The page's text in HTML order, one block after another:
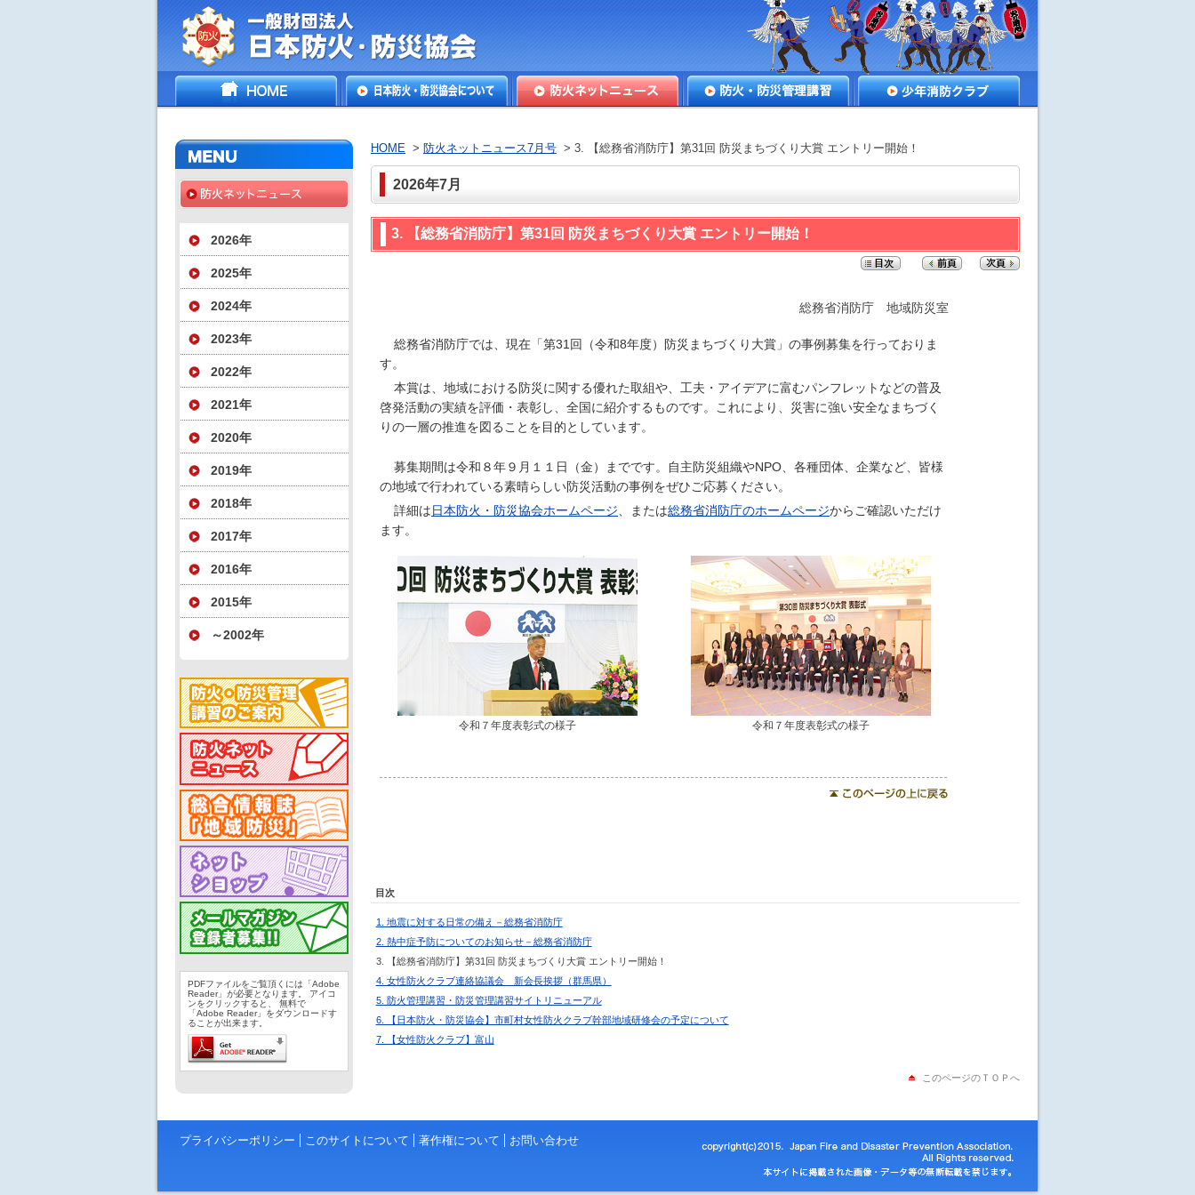
一般財団法人日本防火・防
HOME
2026年
2025年
2024年
2023年
2022年
2021年
2020年
2019年
2018年
2017年
2016年
2015年
～2002年
PDFファイルをご覧頂くには「Adobe
Reader」が必要となります。 アイコ
ンをクリックすると、 無料で
「Adobe Reader」をダウンロードす
ることが出来ます。
HOME > 防火ネットニュース7月号 > 3. 【総務省消防庁】第31回 防災まちづくり大賞 エントリー開始！
2026年7月
3. 【総務省消防庁】第31回 防災まちづくり大賞 エントリー開始！
総務省消防庁 地域防災室
総務省消防庁では、現在「第31回（令和8年度）防災まちづくり大賞」の事例募集を行っておりま
す。
本賞は、地域における防災に関する優れた取組や、工夫・アイデアに富むパンフレットなどの普及
啓発活動の実績を評価・表彰し、全国に紹介するものです。これにより、災害に強い安全なまちづく
りの一層の推進を図ることを目的としています。
募集期間は令和８年９月１１日（金）までです。自主防災組織やNPO、各種団体、企業など、皆様
の地域で行われている素晴らしい防災活動の事例をぜひご応募ください。
詳細は日本防火・防災協会ホームページ 、または総務省消防庁のホームページからご確認いただけ
ます。
令和７年度表彰式の様子 令和７年度表彰式の様子
目次
1. 地震に対する日常の備え－総務省消防庁
2. 熱中症予防についてのお知らせ－総務省消防庁
3. 【総務省消防庁】第31回 防災まちづくり大賞 エントリー開始！
4. 女性防火クラブ連絡協議会 新会長挨拶（群馬県）
5. 防火管理講習・防災管理講習サイトリニューアル
6. 【日本防火・防災協会】市町村女性防火クラブ幹部地域研修会の予定について
7. 【女性防火クラブ】富山
このページのＴＯＰへ
プライバシーポリシー このサイトについて 著作権について お問い合わせ
copyright(c)2021. Japan Fire and Disaster Prevention